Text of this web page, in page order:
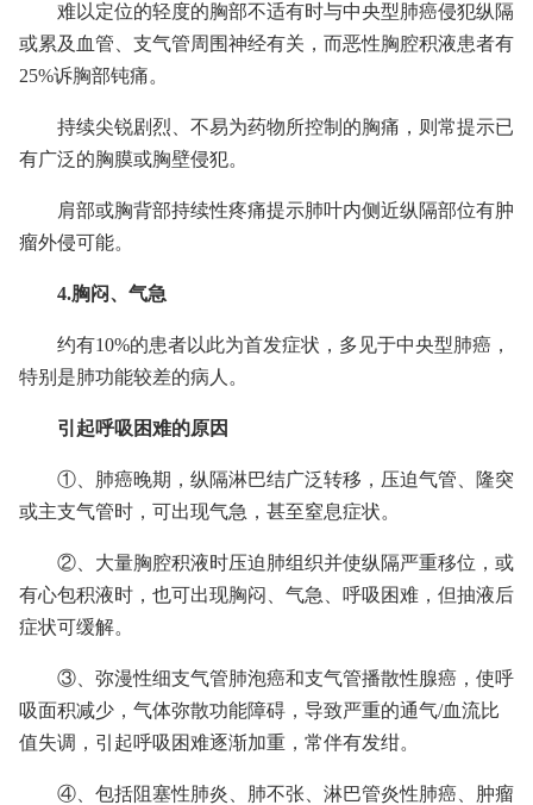
难以定位的轻度的胸部不适有时与中央型肺癌侵犯纵隔
或累及血管、支气管周围神经有关，而恶性胸腔积液患者有
25%诉胸部钝痛。
持续尖锐剧烈、不易为药物所控制的胸痛，则常提示已
有广泛的胸膜或胸壁侵犯。
肩部或胸背部持续性疼痛提示肺叶内侧近纵隔部位有肿
瘤外侵可能。
4.胸闷、气急
约有10%的患者以此为首发症状，多见于中央型肺癌，
特别是肺功能较差的病人。
引起呼吸困难的原因
①、肺癌晚期，纵隔淋巴结广泛转移，压迫气管、隆突
或主支气管时，可出现气急，甚至窒息症状。
②、大量胸腔积液时压迫肺组织并使纵隔严重移位，或
有心包积液时，也可出现胸闷、气急、呼吸困难，但抽液后
症状可缓解。
③、弥漫性细支气管肺泡癌和支气管播散性腺癌，使呼
吸面积减少，气体弥散功能障碍，导致严重的通气/血流比
值失调，引起呼吸困难逐渐加重，常伴有发绀。
④、包括阻塞性肺炎、肺不张、淋巴管炎性肺癌、肿瘤